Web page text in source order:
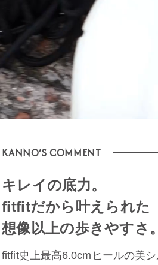
KANNO’S COMMENT
キレイの底力。
fitfitだから叶えられた
想像以上の歩きやすさ。
fitfit史上最高6.0cmヒールの美シ